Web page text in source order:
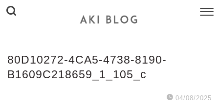
80D10272-4CA5-4738-8190-
B1609C218659_1_105_c
04/08/2025